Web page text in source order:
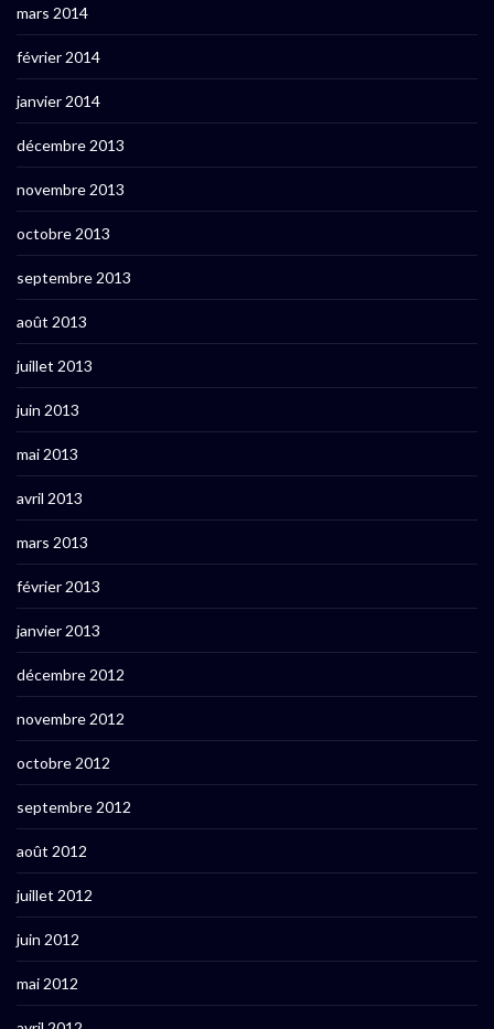
mars 2014
février 2014
janvier 2014
décembre 2013
novembre 2013
octobre 2013
septembre 2013
août 2013
juillet 2013
juin 2013
mai 2013
avril 2013
mars 2013
février 2013
janvier 2013
décembre 2012
novembre 2012
octobre 2012
septembre 2012
août 2012
juillet 2012
juin 2012
mai 2012